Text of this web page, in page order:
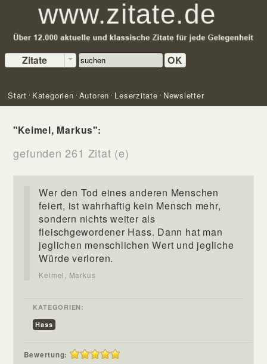
Zitate OK
Start Kategorien Autoren Leserzitate Newsletter
"Keimel, Markus":
gefunden 261 Zitat (e)
Wer den Tod eines anderen Menschen
feiert, ist wahrhaftig kein Mensch mehr,
sondern nichts weiter als
fleischgewordener Hass. Dann hat man
jeglichen menschlichen Wert und jegliche
Würde verloren.
Keimel, Markus
KATEGORIEN:
Hass
Bewertung: